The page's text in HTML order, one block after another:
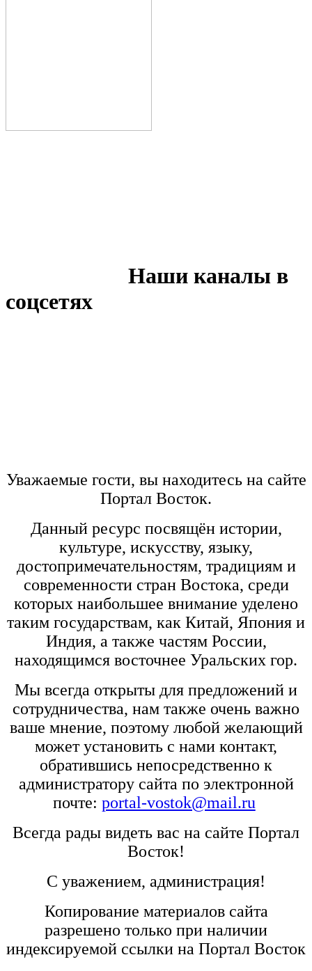
Наши каналы в
соцсетях
Уважаемые гости, вы находитесь на сайте
Портал Восток.
Данный ресурс посвящён истории,
культуре, искусству, языку,
достопримечательностям, традициям и
современности стран Востока, среди
которых наибольшее внимание уделено
таким государствам, как Китай, Япония и
Индия, а также частям России,
находящимся восточнее Уральских гор.
Мы всегда открыты для предложений и
сотрудничества, нам также очень важно
ваше мнение, поэтому любой желающий
может установить с нами контакт,
обратившись непосредственно к
администратору сайта по электронной
почте: portal-vostok@mail.ru
Всегда рады видеть вас на сайте Портал
Восток!
С уважением, администрация!
Копирование материалов сайта
разрешено только при наличии
индексируемой ссылки на Портал Восток